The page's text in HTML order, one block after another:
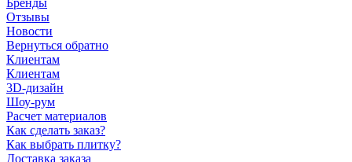
Бренды
Отзывы
Новости
Вернуться обратно
Клиентам
Клиентам
3D-дизайн
Шоу-рум
Расчет материалов
Как сделать заказ?
Как выбрать плитку?
Доставка заказа